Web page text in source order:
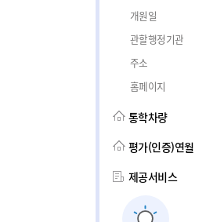
개원일
관할행정기관
주소
홈페이지
통학차량
평가(인증)연월
제공서비스